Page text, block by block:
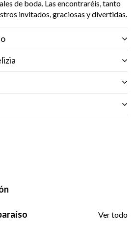
de boda. Las encontraréis, tanto
invitados, graciosas y divertidas.
Ver todo